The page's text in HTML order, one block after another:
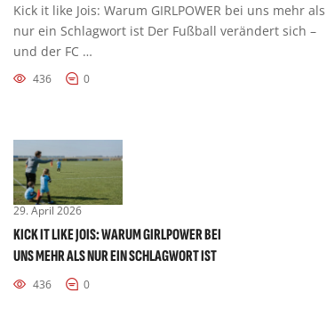
Kick it like Jois: Warum GIRLPOWER bei uns mehr als
nur ein Schlagwort ist Der Fußball verändert sich –
und der FC …
436 0
29. April 2026
KICK IT LIKE JOIS: WARUM GIRLPOWER BEI
UNS MEHR ALS NUR EIN SCHLAGWORT IST
436 0